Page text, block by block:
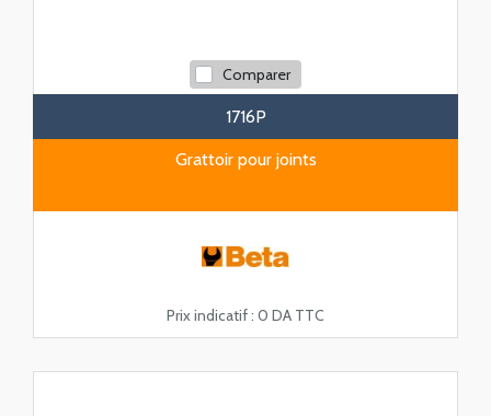
Comparer
1716P
Grattoir pour joints
Prix indicatif : 0 DA TTC